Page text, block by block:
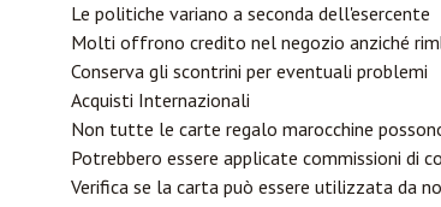
Le politiche variano a seconda dell'esercente
Molti offrono credito nel negozio anziché
Conserva gli scontrini per eventuali problemi
Acquisti Internazionali
Non tutte le carte regalo marocchine
Potrebbero essere applicate commissioni di
Verifica se la carta può essere utilizzata da